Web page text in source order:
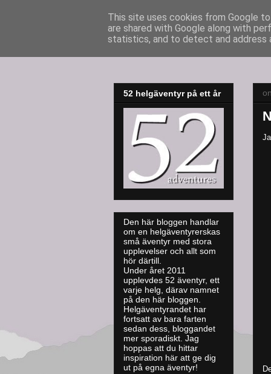
52adventures
52 helgäventyr på ett år
Den här bloggen handlar
om en helgäventyrerskas
små äventyr med stora
upplevelser och allt som
hör därtill.
Under året 2011
upplevdes 52 äventyr, ett
varje helg, därav namnet
på den här bloggen.
Helgäventyrandet har
fortsatt av bara farten
sedan dess, bloggandet
mer sporadiskt. Jag
hoppas att du hittar
inspiration här att ge dig
ut på egna äventyr!
This site uses cookies from Google
are shared with Google along with
statistics, and to detect and address